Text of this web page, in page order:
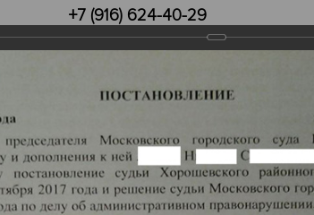
+7 (916) 624-40-29